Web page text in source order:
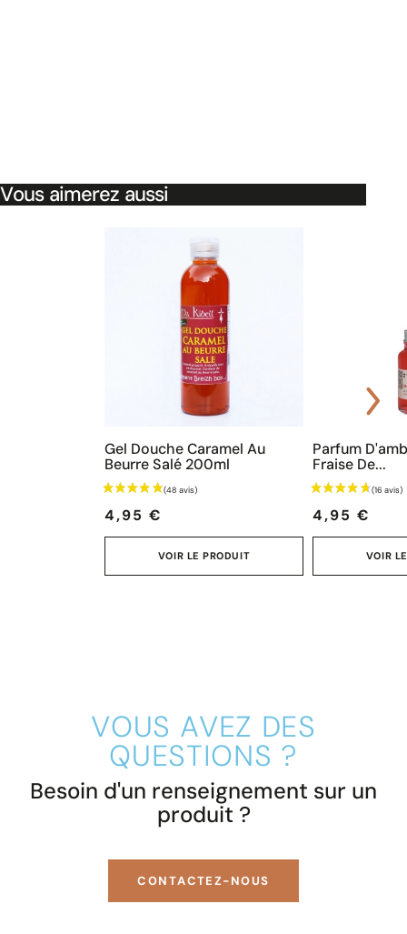
Vous aimerez aussi
Gel Douche Caramel Au
Beurre Salé 200ml
Prix
4,95 €
VOIR LE PRODUIT
Parfum
Fraise De...
Prix
4,95 €
VOIR
VOUS AVEZ DES
QUESTIONS ?
Besoin d'un renseignement sur un
produit ?
CONTACTEZ-NOUS